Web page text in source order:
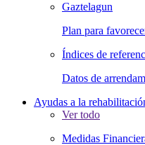
Gaztelagun
Plan para
Índices de
Datos de
Ayudas a la
Ver todo
Medidas